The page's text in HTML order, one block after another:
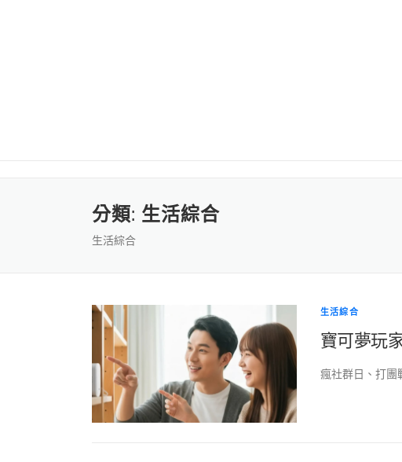
分類: 生活綜合
生活綜合
生活綜合
寶可夢玩
瘋社群日、打團